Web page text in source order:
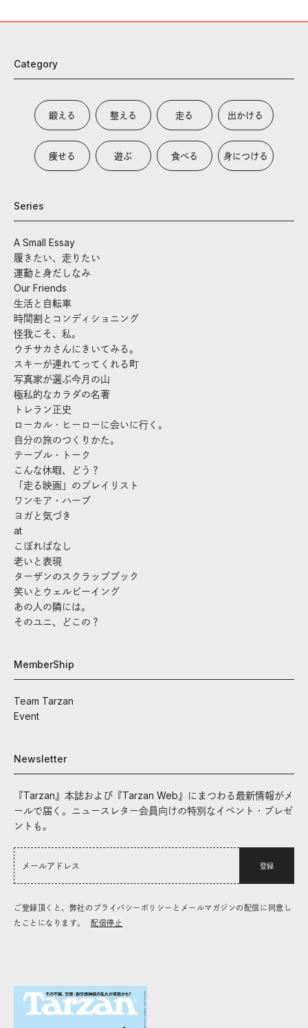
Category
鍛える 整える 走る 出かける
痩せる 遊ぶ 食べる 身につける
Series
A Small Essay
履きたい、走りたい
運動と身だしなみ
Our Friends
生活と自転車
時間割とコンディショニング
怪我こそ、私。
ウチサカさんにきいてみる。
スキーが連れてってくれる町
写真家が選ぶ今月の山
極私的なカラダの名著
トレラン正史
ローカル・ヒーローに会いに行く。
自分の旅のつくりかた。
テーブル・トーク
こんな休暇、どう？
「走る映画」のプレイリスト
ワンモア・ハーブ
ヨガと気づき
at
こぼればなし
老いと表現
ターザンのスクラップブック
笑いとウェルビーイング
あの人の隣には。
そのユニ、どこの？
MemberShip
Team Tarzan
Event
Newsletter
『Tarzan』本誌および『Tarzan Web』にまつわる最新情報がメ
ールで届く。ニュースレター会員向けの特別なイベント・プレゼ
ントも。
登録
ご登録頂くと、弊社のプライバシーポリシーとメールマガジンの配信に同意し
たことになります。
配信停止